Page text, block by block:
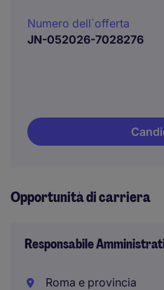
Numero dell´offerta
JN-052026-7028276
Opportunità di carriera
Responsabile
Roma e provincia